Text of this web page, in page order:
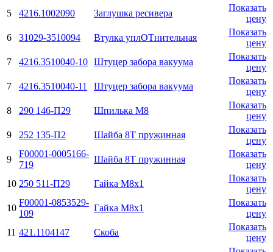
5
4216.1002090 Заглушка ресивера
Показать
цену
6
31029-3510094 Втулка уплОТнительная
Показать
цену
7
4216.3510040-10 Штуцер забора вакуума
Показать
цену
7
4216.3510040-11 Штуцер забора вакуума
Показать
цену
8
290 146-П29 Шпилька M8
Показать
цену
9
252 135-П2 Шайба 8Т пружинная
Показать
цену
9
F00001-0005166-
719
Шайба 8Т пружинная
Показать
цену
10 250 511-П29 Гайка М8х1
Показать
цену
10
F00001-0853529-
109
Гайка М8х1
Показать
цену
11 421.1104147 Скоба
Показать
цену